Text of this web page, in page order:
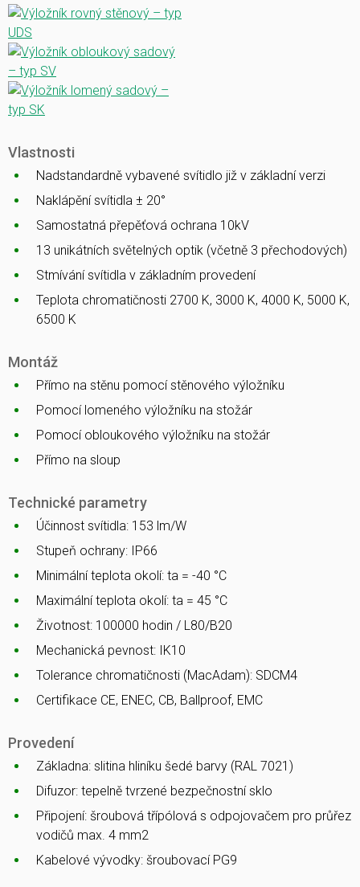
Vlastnosti
Nadstandardně vybavené svítidlo již v základní verzi
Naklápění svítidla ± 20°
Samostatná přepěťová ochrana 10kV
13 unikátních světelných optik (včetně 3 přechodových)
Stmívání svítidla v základním provedení
Teplota chromatičnosti 2700 K, 3000 K, 4000 K, 5000 K,
6500 K
Montáž
Přímo na stěnu pomocí stěnového výložníku
Pomocí lomeného výložníku na stožár
Pomocí obloukového výložníku na stožár
Přímo na sloup
Technické parametry
Účinnost svítidla: 153 lm/W
Stupeň ochrany: IP66
Minimální teplota okolí: ta = -40 °C
Maximální teplota okolí: ta = 45 °C
Životnost: 100000 hodin / L80/B20
Mechanická pevnost: IK10
Tolerance chromatičnosti (MacAdam): SDCM4
Certifikace CE, ENEC, CB, Ballproof, EMC
Provedení
Základna: slitina hliníku šedé barvy (RAL 7021)
Difuzor: tepelně tvrzené bezpečnostní sklo
Připojení: šroubová třípólová s odpojovačem pro průřez
vodičů max. 4 mm2
Kabelové vývodky: šroubovací PG9